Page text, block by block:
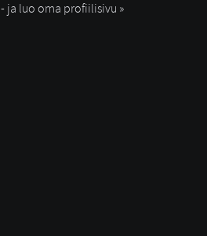
- ja luo oma profiilisivu »